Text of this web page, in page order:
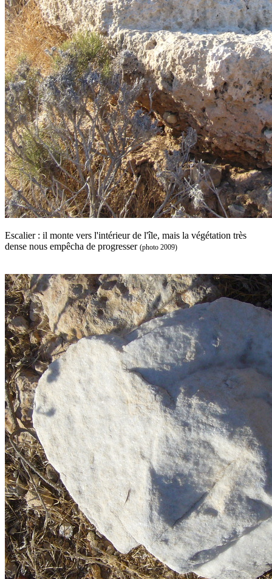
Escalier : il monte vers l'intérieur de l'île, mais la végétation très
dense nous empêcha de progresser (photo 2009)